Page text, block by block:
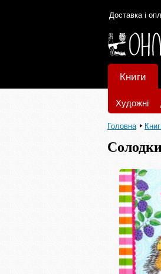
Доставка і
Книги
Художні
Головна